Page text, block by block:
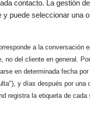
contacto. La gestión
y puede seleccionar una
a la conversación
no del cliente en general.
en determinada fecha
y días después por una
registra la etiqueta de cada